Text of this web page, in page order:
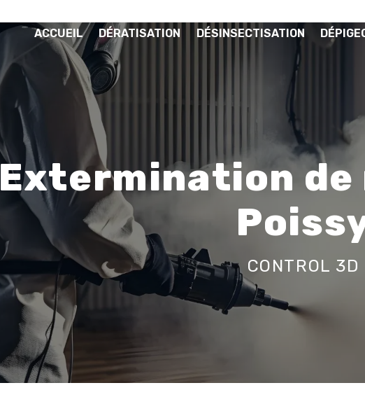
ACCUEIL DÉRATISATION DÉSINSECTISATION
Extermination de
CONTROL 3D